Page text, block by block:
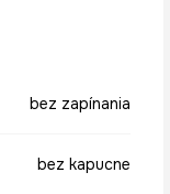
bez zapínania
bez kapucne